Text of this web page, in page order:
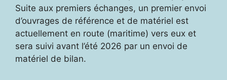
Suite aux premiers échanges, un premier envoi
d’ouvrages de référence et de matériel est
actuellement en route (maritime) vers eux et
sera suivi avant l’été 2026 par un envoi de
matériel de bilan.